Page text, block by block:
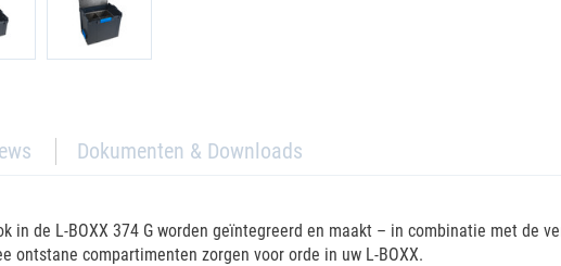
Dokumenten & Downloads
in de L-BOXX 374 G worden geïntegreerd en maakt – in combinatie met de
ontstane compartimenten zorgen voor orde in uw L-BOXX.